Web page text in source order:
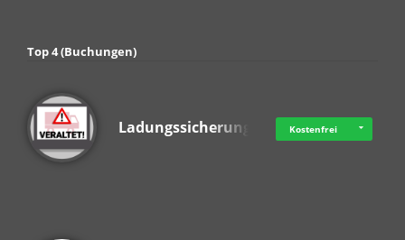
Top 4 (Buchungen)
Ladungssicherung Kostenfrei